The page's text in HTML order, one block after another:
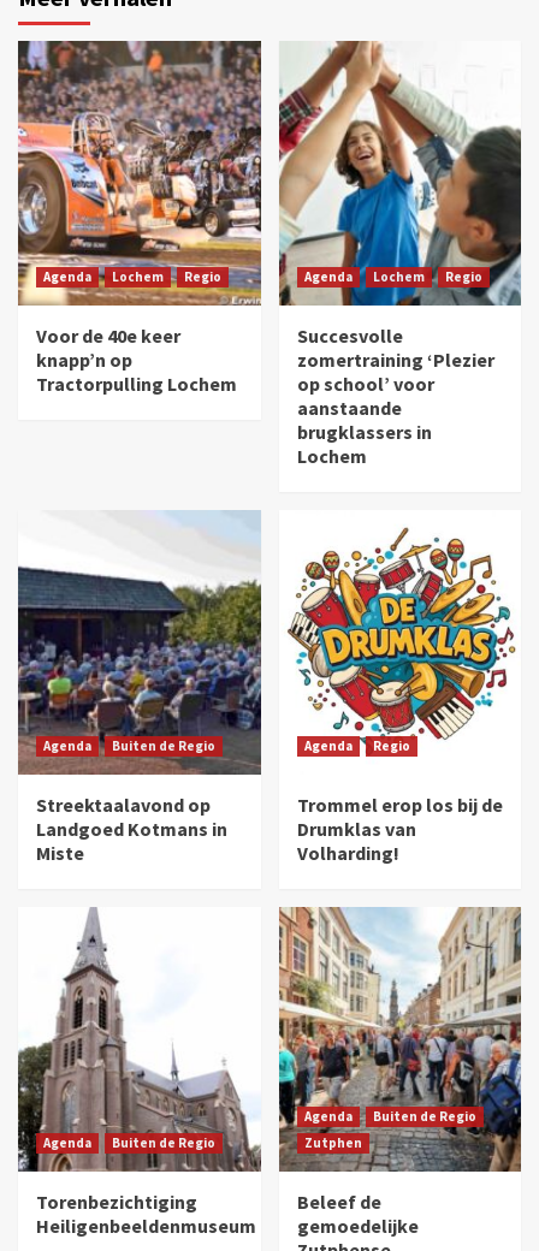
Agenda Lochem Regio
Voor de 40e keer
knapp’n op
Tractorpulling Lochem
Agenda Lochem Regio
Succesvolle
zomertraining ‘Plezier
op school’ voor
aanstaande
brugklassers in
Lochem
Agenda Buiten de Regio
Streektaalavond op
Landgoed Kotmans in
Miste
Agenda Regio
Trommel erop los bij de
Drumklas van
Volharding!
Agenda Buiten de Regio
Torenbezichtiging
Heiligenbeeldenmuseum
Agenda
Buiten de Regio
Zutphen
Beleef de
gemoedelijke